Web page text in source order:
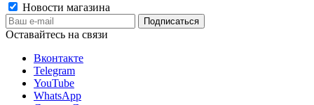
Новости магазина
Оставайтесь на связи
Вконтакте
Telegram
YouTube
WhatsApp